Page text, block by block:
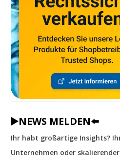
▶️NEWS MELDEN⬅️
Ihr habt großartige Insights?
Unternehmen oder